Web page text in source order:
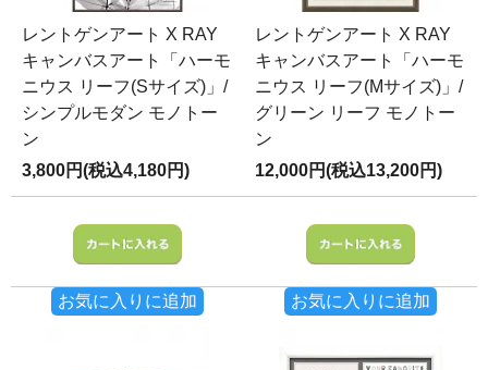
レントゲンアート X RAY
キャンバスアート「ハーモ
ニウス リーフ(Sサイズ)」/
シンプルモダン モノトー
ン
3,800円(税込4,180円)
お気に入りに追加
レントゲンアート X RAY
キャンバスアート「ハーモ
ニウス リーフ(Mサイズ)」/
グリーン リーフ モノトー
ン
12,000円(税込13,200円)
お気に入りに追加